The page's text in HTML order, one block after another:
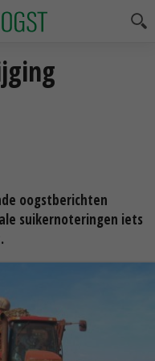
oogstberichten
suikernoteringen iets